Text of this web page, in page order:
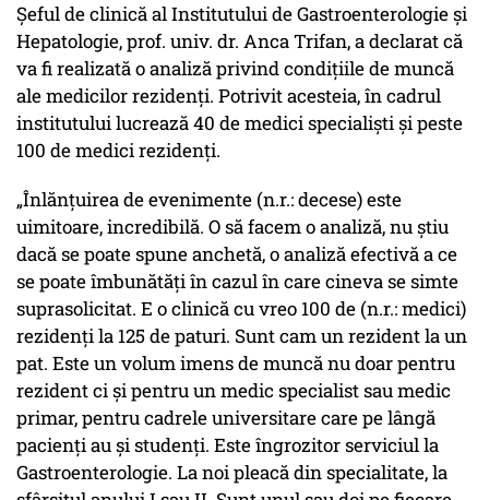
Șeful de clinică al Institutului de Gastroenterologie și
Hepatologie, prof. univ. dr. Anca Trifan, a declarat că
va fi realizată o analiză privind condițiile de muncă
ale medicilor rezidenți. Potrivit acesteia, în cadrul
institutului lucrează 40 de medici specialiști și peste
100 de medici rezidenți.
„Înlănțuirea de evenimente (n.r.: decese) este
uimitoare, incredibilă. O să facem o analiză, nu știu
dacă se poate spune anchetă, o analiză efectivă a ce
se poate îmbunătăți în cazul în care cineva se simte
suprasolicitat. E o clinică cu vreo 100 de (n.r.: medici)
rezidenți la 125 de paturi. Sunt cam un rezident la un
pat. Este un volum imens de muncă nu doar pentru
rezident ci și pentru un medic specialist sau medic
primar, pentru cadrele universitare care pe lângă
pacienți au și studenți. Este îngrozitor serviciul la
Gastroenterologie. La noi pleacă din specialitate, la